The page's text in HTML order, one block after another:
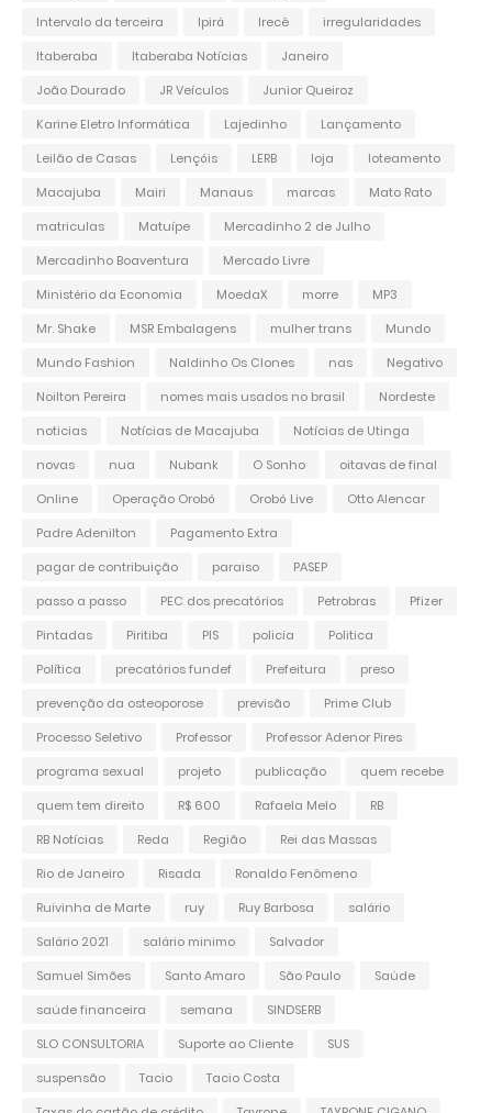
Intervalo da terceira
Ipirá Irecê
irregularidades
Itaberaba
Itaberaba Notícias
Janeiro
João Dourado
JR Veículos
Junior Queiroz
Karine Eletro Informática
Lajedinho
Lançamento
Leilão de Casas
Lençóis LERB loja
loteamento
Macajuba
Mairi Manaus marcas
Mato Rato
matriculas
Matuípe
Mercadinho 2 de Julho
Mercadinho Boaventura
Mercado Livre
Ministério da Economia
MoedaX morre
MP3
Mr. Shake
MSR Embalagens mulher trans
Mundo
Mundo Fashion
Naldinho Os Clones nas
Negativo
Noilton Pereira
nomes mais usados no brasil
Nordeste
noticias
Notícias de Macajuba
Notícias de Utinga
novas
nua Nubank O Sonho
oitavas de final
Online
Operação Orobó Orobó Live
Otto Alencar
Padre Adenilton
Pagamento Extra
pagar de contribuição
paraiso
PASEP
passo a passo
PEC dos precatórios Petrobras
Pfizer
Pintadas
Piritiba PIS policia
Politica
Política
precatórios fundef Prefeitura
preso
prevenção da osteoporose
previsão
Prime Club
Processo Seletivo
Professor
Professor Adenor Pires
programa sexual
projeto publicação
quem recebe
quem tem direito
R$ 600 Rafaela Melo
RB
RB Notícias
Reda Região
Rei das Massas
Rio de Janeiro
Risada
Ronaldo Fenômeno
Ruivinha de Marte
ruy Ruy Barbosa
salário
Salário 2021
salário minimo
Salvador
Samuel Simões
Santo Amaro São Paulo
Saúde
saúde financeira
semana
SINDSERB
SLO CONSULTORIA
Suporte ao Cliente
SUS
suspensão
Tacio
Tacio Costa